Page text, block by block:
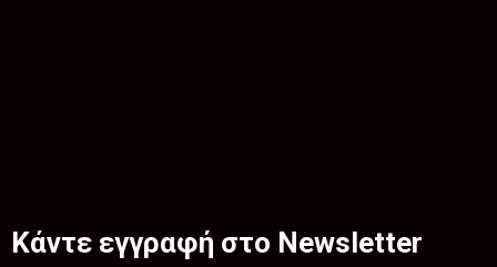
Κάντε εγγραφή στο Newsletter